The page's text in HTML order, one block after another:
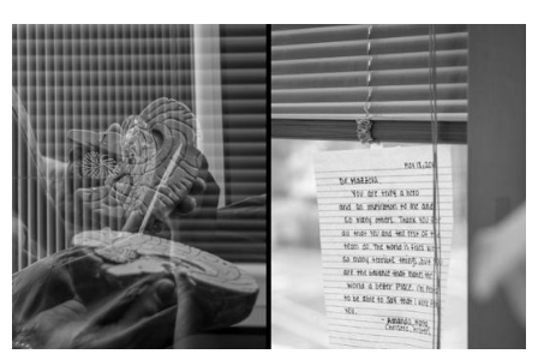
việc điều trị.